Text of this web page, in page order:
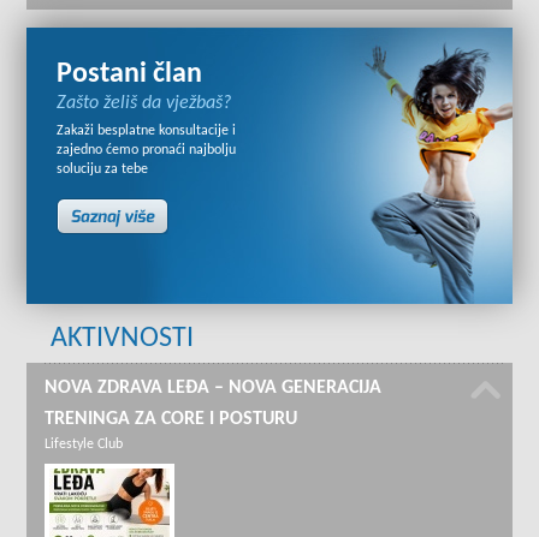
Postani član
Zašto želiš da vježbaš?
Zakaži besplatne konsultacije i
zajedno ćemo pronaći najbolju
soluciju za tebe
AKTIVNOSTI
NOVA ZDRAVA LEĐA – NOVA GENERACIJA
TRENINGA ZA CORE I POSTURU
Lifestyle Club